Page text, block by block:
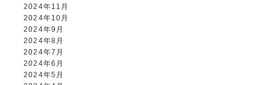
2024年11月
2024年10月
2024年9月
2024年8月
2024年7月
2024年6月
2024年5月